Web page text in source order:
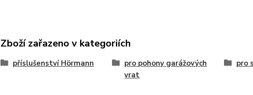
Zboží zařazeno v kategoriích
příslušenství Hörmann
pro pohony garážových
vrat
pro